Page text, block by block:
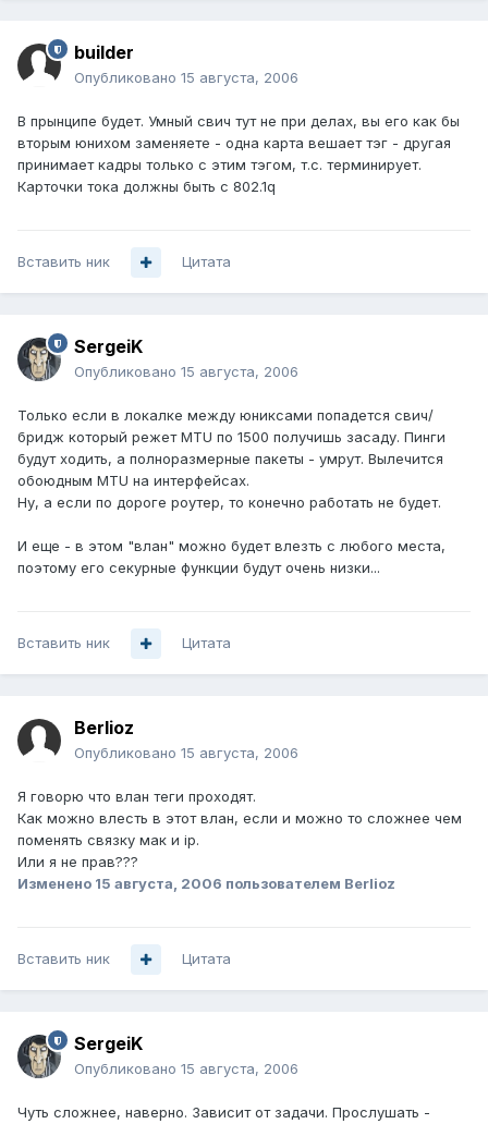
builder
Опубликовано 15 августа, 2006
В прынципе будет. Умный свич тут не при делах, вы его как бы
вторым юнихом заменяете - одна карта вешает тэг - другая
принимает кадры только с этим тэгом, т.с. терминирует.
Карточки тока должны быть c 802.1q
Вставить ник Цитата
SergeiK
Опубликовано 15 августа, 2006
Только если в локалке между юниксами попадется свич/
бридж который режет MTU по 1500 получишь засаду. Пинги
будут ходить, а полноразмерные пакеты - умрут. Вылечится
обоюдным MTU на интерфейсах.
Ну, а если по дороге роутер, то конечно работать не будет.
И еще - в этом "влан" можно будет влезть с любого места,
поэтому его секурные функции будут очень низки...
Вставить ник Цитата
Berlioz
Опубликовано 15 августа, 2006
Я говорю что влан теги проходят.
Как можно влесть в этот влан, если и можно то сложнее чем
поменять связку мак и ip.
Или я не прав???
Изменено 15 августа, 2006 пользователем Berlioz
Вставить ник Цитата
SergeiK
Опубликовано 15 августа, 2006
Чуть сложнее, наверно. Зависит от задачи. Прослушать -